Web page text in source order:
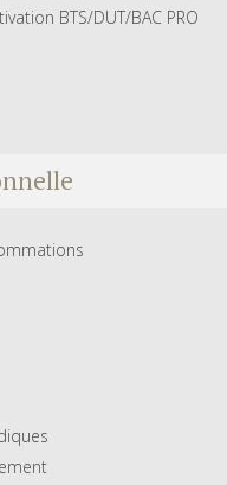
BTS/DUT/BAC PRO